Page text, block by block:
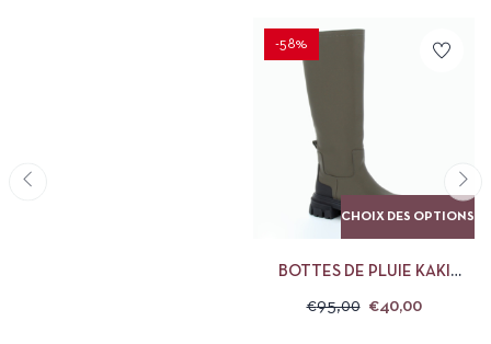
-58%
CHOIX DES OPTIONS
BOTTES DE PLUIE KAKI
€95,00 €40,00